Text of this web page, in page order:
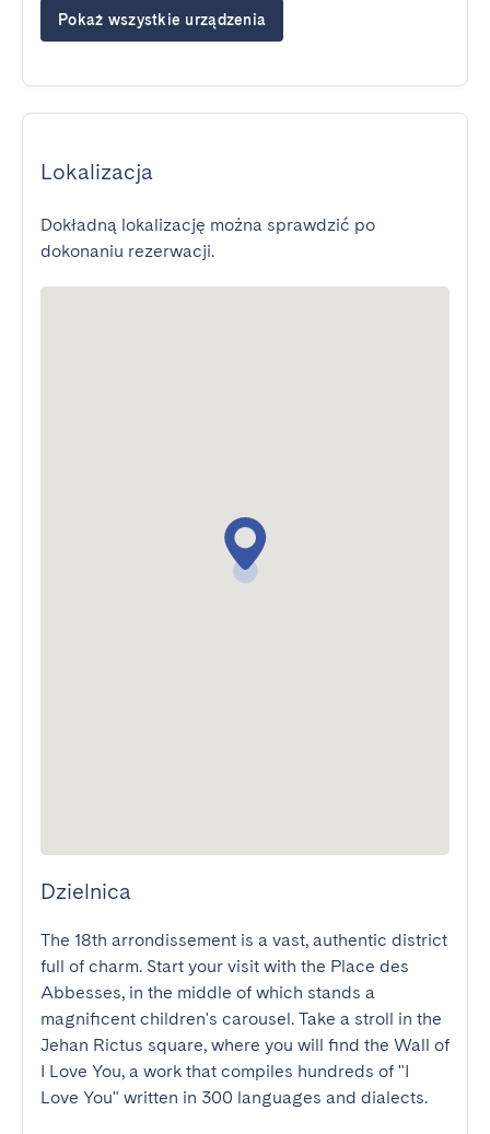
Pokaż wszystkie urządzenia
Lokalizacja
Dokładną lokalizację można sprawdzić po
dokonaniu rezerwacji.
Dzielnica
The 18th arrondissement is a vast, authentic district
full of charm. Start your visit with the Place des
Abbesses, in the middle of which stands a
magnificent children's carousel. Take a stroll in the
Jehan Rictus square, where you will find the Wall of
I Love You, a work that compiles hundreds of "I
Love You" written in 300 languages and dialects.